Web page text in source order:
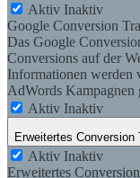
Aktiv Inaktiv
Google Conversion
Das Google
Conversions auf der
Informationen werden
AdWords Kampagnen
Aktiv Inaktiv
Erweitertes Conversion
Aktiv Inaktiv
Erweitertes